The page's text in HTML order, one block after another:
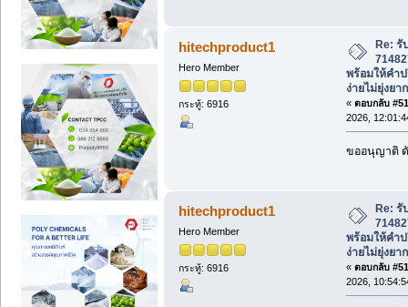
hitechproduct1
Hero Member
กระทู้: 6916
Re: รั
พร้อมให้คำ
ง่ายไม่ยุ่งยา
« ตอบกลับ
2026,
ขออนุญาติ
hitechproduct1
Hero Member
กระทู้: 6916
Re: รั
พร้อมให้คำ
ง่ายไม่ยุ่งยา
« ตอบกลับ
2026,